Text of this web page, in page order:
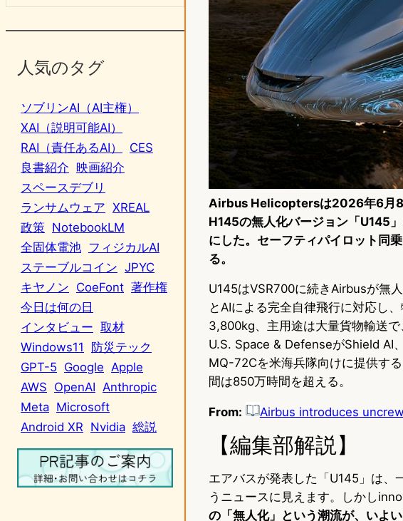
人気のタグ
ソブリンAI（AI主権）
XAI（説明可能AI）
RAI（責任あるAI）
CES
良書紹介 映画紹介
スペースデブリ
ランサムウェア XREAL
政策 NotebookLM
全固体電池 フィジカルAI
ステーブルコイン JPYC
キヤノン CoeFont 著作権
今日は何の日
インタビュー 取材
Windows11
防災テック
GPT-5 Google Apple
AWS OpenAI Anthropic
Meta Microsoft
Android XR Nvidia 総説
Airbus Helicoptersは2026年6月8
H145の無人化バージョン「U145
にした。セーフティパイロット同
る。
U145はVSR700に続きAirbusが無
とAIによる完全自律飛行に対応し
3,800kg、主用途は大量貨物輸送
U.S. Space & DefenseがShield AI
MQ-72Cを米海兵隊向けに提供す
間は850万時間を超える。
From: Airbus introduces
【編集部解説】
エアバスが発表した「U145」は、
うニュースに見えます。しかし
の「無人化」という潮流が、いよ